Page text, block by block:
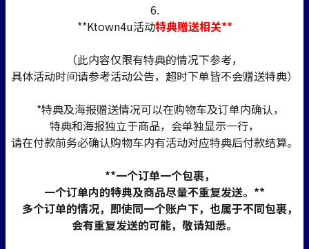
6.
**Ktown4u活动特典赠送相关**
（此内容仅限有特典的情况下参考，
具体活动时间请参考活动公告，超时下单皆不会赠送特典）
*特典及海报赠送情况可以在购物车及订单内确认，
特典和海报独立于商品，会单独显示一行，
请在付款前务必确认购物车内有活动对应特典后付款结算。
**一个订单一个包裹，
一个订单内的特典及商品尽量不重复发送。**
多个订单的情况，即使同一个账户下，也属于不同包裹，
会有重复发送的可能，敬请知悉。